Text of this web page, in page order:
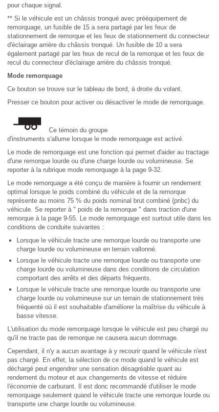
pour chaque signal.
** Si le véhicule est un châssis tronqué avec prééquipement de
remorquage, un fusible de 15 a sera partagé par les feux de
stationnement de remorque et les feux de stationnement du connecteur
d'éclairage arrière du châssis tronqué. Un fusible de 10 a sera
également partagé par les feux de recul de la remorque et les feux de
recul du connecteur d'éclairage arrière du châssis tronqué.
Mode remorquage
Ce bouton se trouve sur le tableau de bord, à droite du volant.
Presser ce bouton pour activer ou désactiver le mode de remorquage.
Ce témoin du groupe
d'instruments s'allume lorsque le mode remorquage est activé.
Le mode de remorquage est une fonction qui permet d'aider au tractage
d'une remorque lourde ou d'une charge lourde ou volumineuse. Se
reporter à la rubrique mode remorquage à la page 9-32.
Le mode remorquage a été conçu de manière à fournir un rendement
optimal lorsque le poids combiné du véhicule et de la remorque
représente au moins 75 % du poids nominal brut combiné (pnbc) du
véhicule. Se reporter à " poids de la remorque " dans traction d'une
remorque à la page 9-55. Le mode remorquage est surtout utile dans les
conditions de conduite suivantes :
Lorsque le véhicule tracte une remorque lourde ou transporte une
charge lourde ou volumineuse en terrain vallonné.
Lorsque le véhicule tracte une remorque lourde ou transporte une
charge lourde ou volumineuse dans des conditions de circulation
comportant des arrêts et des départs fréquents.
Lorsque le véhicule tracte une remorque lourde ou transporte une
charge lourde ou volumineuse sur un terrain de stationnement très
fréquenté où il est souhaitable d'améliorer la maîtrise du véhicule à
basse vitesse.
L'utilisation du mode remorquage lorsque le véhicule est peu chargé ou
qu'il ne tracte pas de remorque ne causera aucun dommage.
Cependant, il n'y a aucun avantage à y recourir quand le véhicule n'est
pas chargé. En effet, la sélection de ce mode quand le véhicule est
déchargé peut engendrer une sensation désagréable quant au
rendement du moteur et aux changements de vitesse et réduire
l'économie de carburant. Il est donc recommandé d'utiliser le mode
remorquage seulement quand le véhicule tracte une remorque lourde ou
transporte une charge lourde ou volumineuse.